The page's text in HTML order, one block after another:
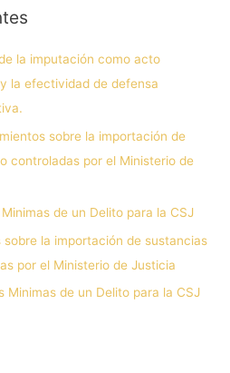
la imputación como acto
la efectividad de defensa
sobre la importación de
controladas por el Ministerio de
de un Delito para la CSJ
sobre la importación de sustancias
por el Ministerio de Justicia
Minimas de un Delito para la CSJ